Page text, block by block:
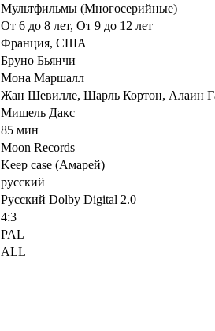
Мультфильмы (Многосерийные)
От 6 до 8 лет, От 9 до 12 лет
Франция, США
Бруно Бьянчи
Мона Маршалл
Жан Шевилле, Шарль Кортон, Алаин
Мишель Дакс
85 мин
Moon Records
Keep case (Амарей)
русский
Русский Dolby Digital 2.0
4:3
PAL
ALL